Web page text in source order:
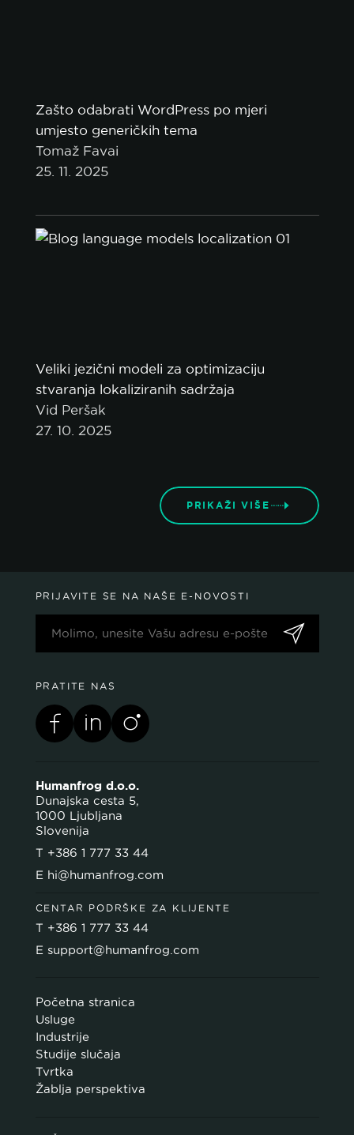
Zašto odabrati WordPress po mjeri
umjesto generičkih tema
Tomaž Favai
25. 11. 2025
Veliki jezični modeli za optimizaciju
stvaranja lokaliziranih sadržaja
Vid Peršak
27. 10. 2025
PRIKAŽI VIŠE
PRIJAVITE SE NA NAŠE E-NOVOSTI
PRATITE NAS
Humanfrog d.o.o.
Dunajska cesta 5,
1000 Ljubljana
Slovenija
T +386 1 777 33 44
E hi@humanfrog.com
CENTAR PODRŠKE ZA KLIJENTE
T +386 1 777 33 44
E support@humanfrog.com
Početna stranica
Usluge
Industrije
Studije slučaja
Tvrtka
Žablja perspektiva